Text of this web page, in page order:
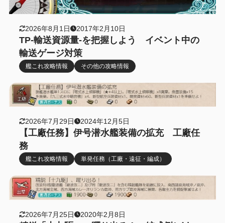
2026年8月1日 2017年2月10日
TP-輸送資源量-を把握しよう イベント中の
輸送ゲージ対策
艦これ攻略情報 その他の攻略情報
2026年7月29日 2024年12月5日
【工廠任務】伊号潜水艦装備の拡充 工廠任
務
艦これ攻略情報 単発任務（工廠・遠征・編成）
2026年7月25日 2020年2月8日